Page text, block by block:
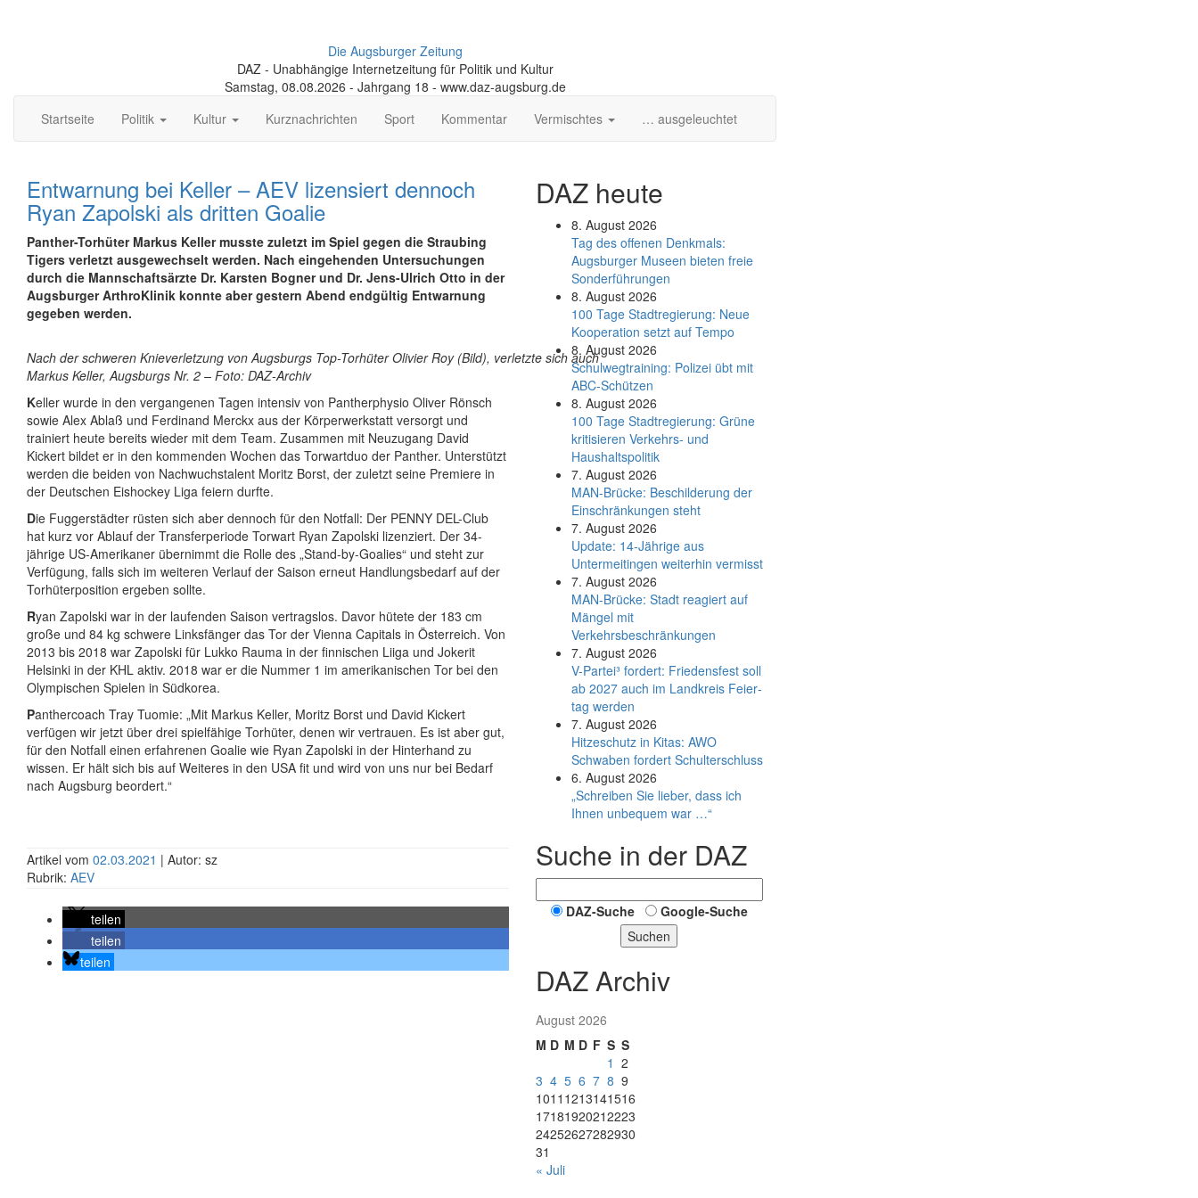
Die Augsburger Zeitung
DAZ - Unabhängige Internetzeitung für Politik und Kultur
Samstag, 08.08.2026 - Jahrgang 18 - www.daz-augsburg.de
Startseite
Politik Kultur Kurznachrichten Sport Kommentar Vermischtes … ausgeleuchtet
Entwarnung bei Keller – AEV lizensiert dennoch
Ryan Zapolski als dritten Goalie
Panther-Torhüter Markus Keller musste zuletzt im Spiel gegen die Straubing
Tigers verletzt ausgewechselt werden. Nach eingehenden Untersuchungen
durch die Mannschaftsärzte Dr. Karsten Bogner und Dr. Jens-Ulrich Otto in der
Augsburger ArthroKlinik konnte aber gestern Abend endgültig Entwarnung
gegeben werden.
Nach der schweren Knieverletzung von Augsburgs Top-Torhüter Olivier Roy (Bild), verletzte sich auch
Markus Keller, Augsburgs Nr. 2 – Foto: DAZ-Archiv
Keller wurde in den vergangenen Tagen intensiv von Pantherphysio Oliver Rönsch
sowie Alex Ablaß und Ferdinand Merckx aus der Körperwerkstatt versorgt und
trainiert heute bereits wieder mit dem Team. Zusammen mit Neuzugang David
Kickert bildet er in den kommenden Wochen das Torwartduo der Panther. Unterstützt
werden die beiden von Nachwuchstalent Moritz Borst, der zuletzt seine Premiere in
der Deutschen Eishockey Liga feiern durfte.
Die Fuggerstädter rüsten sich aber dennoch für den Notfall: Der PENNY DEL-Club
hat kurz vor Ablauf der Transferperiode Torwart Ryan Zapolski lizenziert. Der 34-
jährige US-Amerikaner übernimmt die Rolle des „Stand-by-Goalies“ und steht zur
Verfügung, falls sich im weiteren Verlauf der Saison erneut Handlungsbedarf auf der
Torhüterposition ergeben sollte.
Ryan Zapolski war in der laufenden Saison vertragslos. Davor hütete der 183 cm
große und 84 kg schwere Linksfänger das Tor der Vienna Capitals in Österreich. Von
2013 bis 2018 war Zapolski für Lukko Rauma in der finnischen Liiga und Jokerit
Helsinki in der KHL aktiv. 2018 war er die Nummer 1 im amerikanischen Tor bei den
Olympischen Spielen in Südkorea.
Panthercoach Tray Tuomie: „Mit Markus Keller, Moritz Borst und David Kickert
verfügen wir jetzt über drei spielfähige Torhüter, denen wir vertrauen. Es ist aber gut,
für den Notfall einen erfahrenen Goalie wie Ryan Zapolski in der Hinterhand zu
wissen. Er hält sich bis auf Weiteres in den USA fit und wird von uns nur bei Bedarf
nach Augsburg beordert.“
Artikel vom 02.03.2021 | Autor: sz
Rubrik: AEV
teilen
teilen
teilen
DAZ heute
8. August 2026
Tag des offenen Denkmals:
Augsburger Museen bieten freie
Sonderführungen
8. August 2026
100 Tage Stadtregierung: Neue
Kooperation setzt auf Tempo
8. August 2026
Schul­weg­trai­ning: Poli­zei übt mit
ABC-Schüt­zen
8. August 2026
100 Tage Stadtregierung: Grüne
kritisieren Verkehrs- und
Haushaltspolitik
7. August 2026
MAN-Brücke: Beschilderung der
Einschränkungen steht
7. August 2026
Update: 14-Jährige aus
Untermeitingen weiterhin vermisst
7. August 2026
MAN-Brücke: Stadt reagiert auf
Mängel mit
Verkehrsbeschränkungen
7. August 2026
V-Partei­³ fordert: Friedens­fest soll
ab 2027 auch im Land­kreis Feier­
tag werden
7. August 2026
Hitzeschutz in Kitas: AWO
Schwaben fordert Schulterschluss
6. August 2026
„Schreiben Sie lieber, dass ich
Ihnen unbequem war …“
Suche in der DAZ
DAZ-Suche
Google-Suche
Suchen
DAZ Archiv
August 2026
M D M D F S S
1 2
3 4 5 6 7 8 9
1011 1213141516
17181920212223
24252627282930
31
« Juli